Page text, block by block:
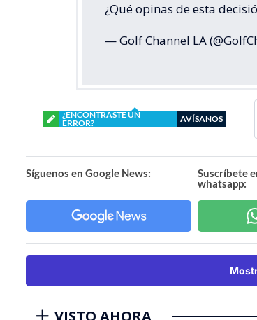
¿Qué opinas de esta
— Golf Channel LA
¿ENCONTRASTE UN
ERROR?
AVÍSANOS
Síguenos en Google News:
Suscríbete
whatsapp:
VISTO AHORA